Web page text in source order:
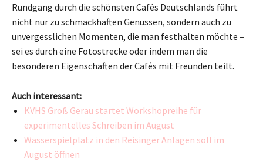
Rundgang durch die schönsten Cafés Deutschlands führt
nicht nur zu schmackhaften Genüssen, sondern auch zu
unvergesslichen Momenten, die man festhalten möchte –
sei es durch eine Fotostrecke oder indem man die
besonderen Eigenschaften der Cafés mit Freunden teilt.
Auch interessant:
KVHS Groß Gerau startet Workshopreihe für
experimentelles Schreiben im August
Wasserspielplatz in den Reisinger Anlagen soll im
August öffnen